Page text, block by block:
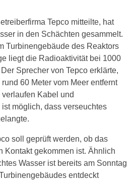
Tepco mitteilte, hat
in den Schächten gesammelt.
Turbinengebäude des Reaktors
liegt die Radioaktivität bei 1000
Sprecher von Tepco erklärte,
60 Meter vom Meer entfernt
Kabel und
möglich, dass verseuchtes
soll geprüft werden, ob das
Kontakt gekommen ist. Ähnlich
Wasser ist bereits am Sonntag
entdeckt